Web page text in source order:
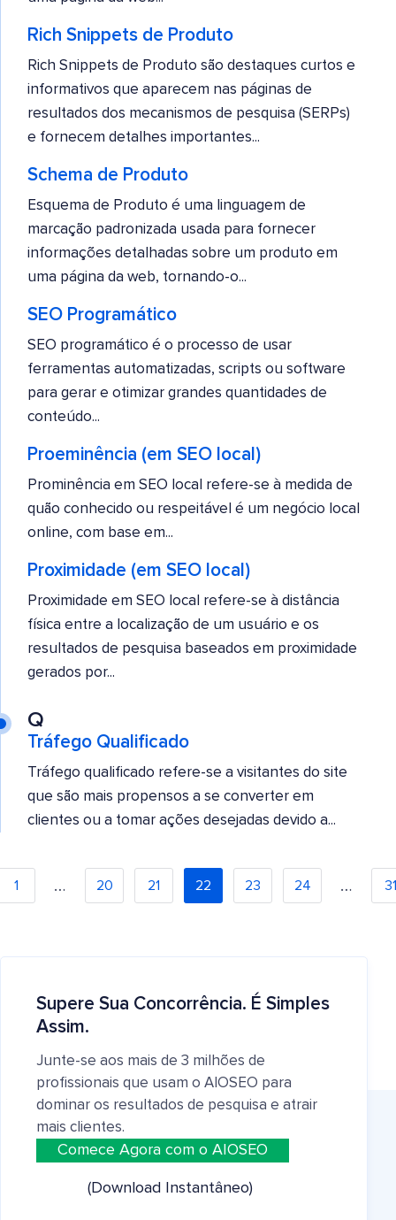
Rich Snippets de Produto
Rich Snippets de Produto são destaques curtos e
informativos que aparecem nas páginas de
resultados dos mecanismos de pesquisa (SERPs)
e fornecem detalhes importantes...
Schema de Produto
Esquema de Produto é uma linguagem de
marcação padronizada usada para fornecer
informações detalhadas sobre um produto em
uma página da web, tornando-o...
SEO Programático
SEO programático é o processo de usar
ferramentas automatizadas, scripts ou software
para gerar e otimizar grandes quantidades de
conteúdo...
Proeminência (em SEO local)
Prominência em SEO local refere-se à medida de
quão conhecido ou respeitável é um negócio local
online, com base em...
Proximidade (em SEO local)
Proximidade em SEO local refere-se à distância
física entre a localização de um usuário e os
resultados de pesquisa baseados em proximidade
gerados por...
Q
Tráfego Qualificado
Tráfego qualificado refere-se a visitantes do site
que são mais propensos a se converter em
clientes ou a tomar ações desejadas devido a...
1 … 20 21 22 23 24 … 31
Supere Sua Concorrência. É Simples
Assim.
Junte-se aos mais de 3 milhões de
profissionais que usam o AIOSEO para
dominar os resultados de pesquisa e atrair
mais clientes.
Comece Agora com o AIOSEO
(Download Instantâneo)